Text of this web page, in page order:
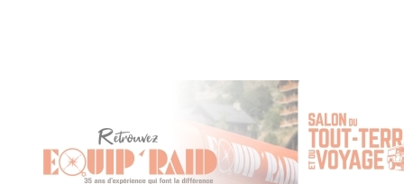
Ils améliorent également le freinage en conditions humides,
boueuses ou sablonneuses. Les amorces de perçage
évitent les risques de fissure des disques, qui sont
fréquents avec les trous d'aération entièrement percés. Leur